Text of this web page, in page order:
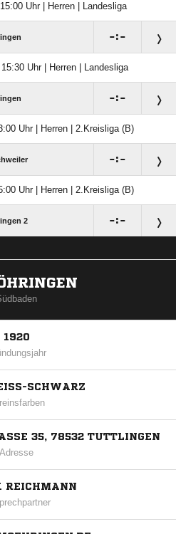
Uhr | Herren | Landesliga
:
Uhr | Herren | Landesliga
:
Uhr | Herren | 2.Kreisliga (B)
:
Uhr | Herren | 2.Kreisliga (B)
2 :
1920
SCHWARZ
35, 78532 TUTTLINGEN
Adresse
REICHMANN